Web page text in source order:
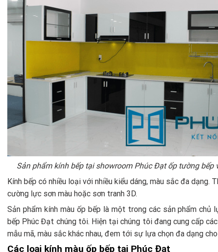
Sản phẩm kính bếp tại showroom Phúc Đạt ốp tường bếp
Kính bếp có nhiều loại với nhiều kiểu dáng, màu sắc đa dạng.
cường lực sơn màu hoặc sơn tranh 3D.
Sản phẩm kính màu ốp bếp là một trong các sản phẩm
bếp Phúc Đạt chúng tôi. Hiện tại chúng tôi đang cung cấp
mẫu mã, màu sắc khác nhau, đem tới sự lựa chọn đa dạng
Các loại kính màu ốp bếp tại Phúc Đạt